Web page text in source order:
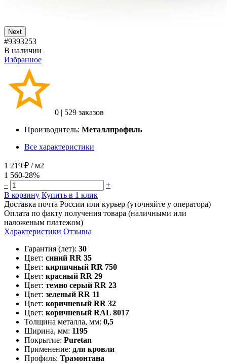
Next
#9393253
В наличии
Избранное
0 | 529 заказов
Производитель: Металлпрофиль
Все характеристики
1 219 ₽ / м2
1 560-28%
–
+
В корзину Купить в 1 клик
Доставка почта России или курьер (уточняйте у оператора)
Оплата по факту получения товара (наличными или
наложеным платежом)
Характеристики Отзывы
Гарантия (лет): 30
Цвет: синий RR 35
Цвет: кирпичный RR 750
Цвет: красный RR 29
Цвет: темно серый RR 23
Цвет: зеленый RR 11
Цвет: коричневый RR 32
Цвет: коричневый RAL 8017
Толщина металла, мм: 0,5
Ширина, мм: 1195
Покрытие: Puretan
Применение: для кровли
Профиль: Трамонтана